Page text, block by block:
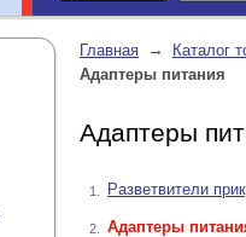
Главная →
Каталог
Адаптеры питания
Адаптеры
1. Разветвители
2. Адаптеры